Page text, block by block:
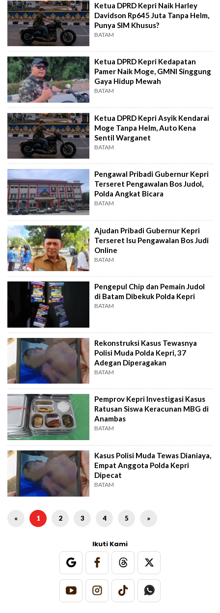
Ketua DPRD Kepri Naik Harley
Davidson Rp645 Juta Tanpa Helm,
Punya SIM Khusus?
BATAM
Ketua DPRD Kepri Kedapatan
Pamer Naik Moge, GMNI Singgung
Gaya Hidup Mewah
BATAM
Ketua DPRD Kepri Asyik Kendarai
Moge Tanpa Helm, Auto Kena
Sentil Warganet
BATAM
Pengawal Pribadi Gubernur Kepri
Terseret Pengawalan Bos Judol,
Polda Angkat Bicara
BATAM
Ajudan Pribadi Gubernur Kepri
Terseret Isu Pengawalan Bos Judi
Online
BATAM
Pengepul Chip dan Pemain Judol
di Batam Dibekuk Polda Kepri
BATAM
Rekonstruksi Kasus Tewasnya
Polisi Muda Polda Kepri, 37
Adegan Diperagakan
BATAM
Pemprov Kepri Investigasi Kasus
Ratusan Siswa Keracunan MBG di
Anambas
BATAM
Kasus Polisi Muda Tewas Dianiaya,
Empat Anggota Polda Kepri
Dipecat
BATAM
« 1 2 3 4 5 »
Ikuti Kami